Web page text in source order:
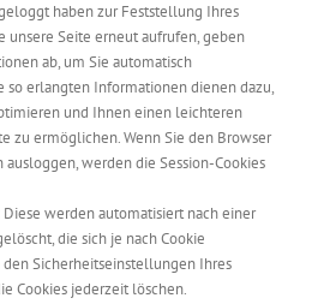
haben zur Feststellung Ihres
unsere Seite erneut aufrufen, geben
ab, um Sie automatisch
so erlangten Informationen dienen dazu,
und Ihnen einen leichteren
zu ermöglichen. Wenn Sie den Browser
werden die Session-Cookies
Diese werden automatisiert nach einer
die sich je nach Cookie
Sicherheitseinstellungen Ihres
Cookies jederzeit löschen.